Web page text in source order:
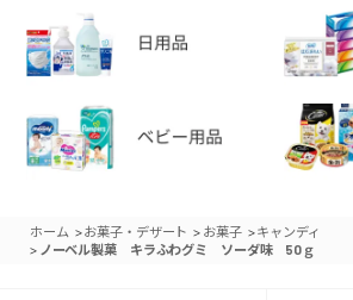
ホーム >お菓子・デザート > お菓子 >キャンディ
> ノーベル製菓 キラふわグミ ソーダ味 50ｇ